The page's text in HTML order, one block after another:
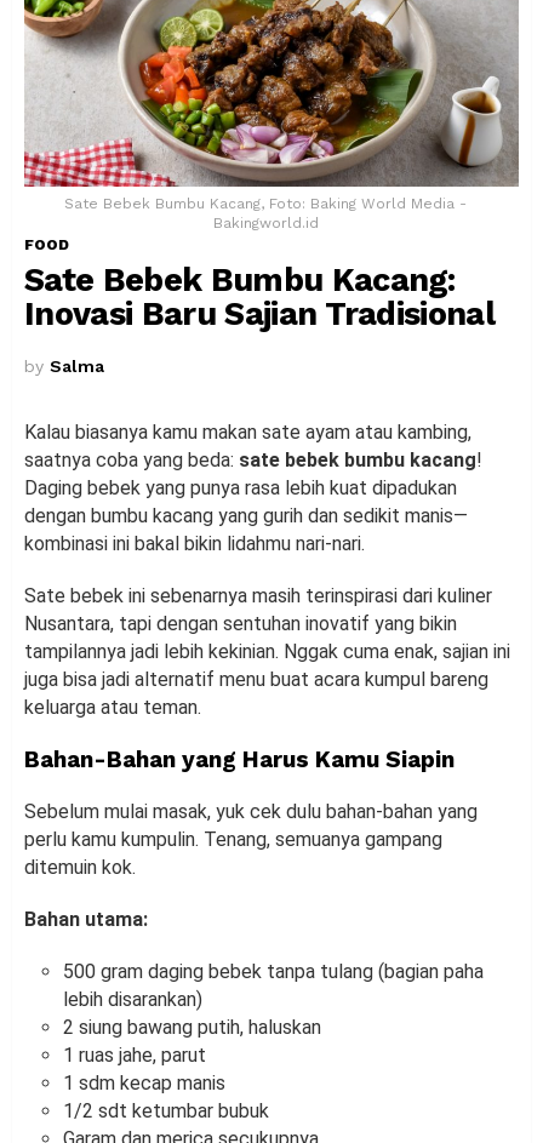
Sate Bebek Bumbu Kacang, Foto: Baking World Media -
Bakingworld.id
FOOD
Sate Bebek Bumbu Kacang:
Inovasi Baru Sajian Tradisional
by Salma
Kalau biasanya kamu makan sate ayam atau kambing,
saatnya coba yang beda: sate bebek bumbu kacang!
Daging bebek yang punya rasa lebih kuat dipadukan
dengan bumbu kacang yang gurih dan sedikit manis—
kombinasi ini bakal bikin lidahmu nari-nari.
Sate bebek ini sebenarnya masih terinspirasi dari kuliner
Nusantara, tapi dengan sentuhan inovatif yang bikin
tampilannya jadi lebih kekinian. Nggak cuma enak, sajian ini
juga bisa jadi alternatif menu buat acara kumpul bareng
keluarga atau teman.
Bahan-Bahan yang Harus Kamu Siapin
Sebelum mulai masak, yuk cek dulu bahan-bahan yang
perlu kamu kumpulin. Tenang, semuanya gampang
ditemuin kok.
Bahan utama:
500 gram daging bebek tanpa tulang (bagian paha
lebih disarankan)
2 siung bawang putih, haluskan
1 ruas jahe, parut
1 sdm kecap manis
1/2 sdt ketumbar bubuk